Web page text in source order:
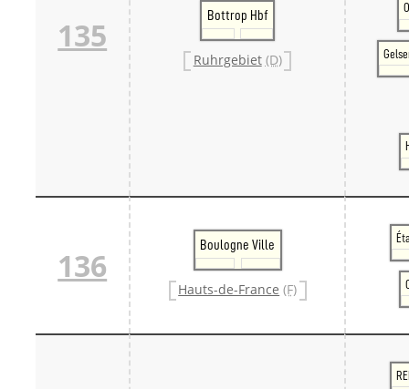
135
Bottrop Hbf
Ruhrgebiet (D)
136
Boulogne Ville
Hauts-de-France (F)